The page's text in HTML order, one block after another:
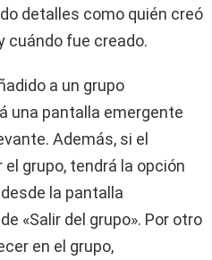
detalles como quién creó
cuándo fue creado.
a un grupo
una pantalla emergente
Además, si el
grupo, tendrá la opción
la pantalla
«Salir del grupo». Por otro
en el grupo,